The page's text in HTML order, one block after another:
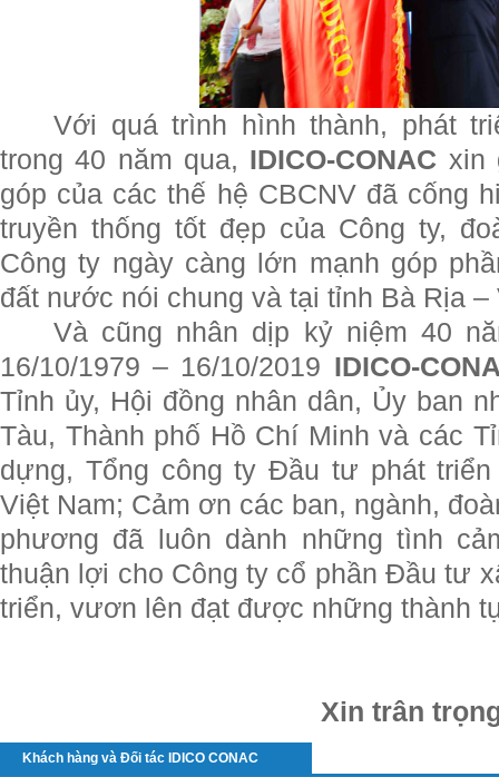
Với quá trình hình thành, phát
trong 40 năm qua, IDICO-CONAC xin
góp của các thế hệ CBCNV đã cống
truyền thống tốt đẹp của Công ty,
Công ty ngày càng lớn mạnh góp
đất nước nói chung và tại tỉnh Bà Rịa –
Và cũng nhân dịp kỷ niệm 40
16/10/1979 – 16/10/2019 IDICO-
Tỉnh ủy, Hội đồng nhân dân, Ủy ban
Tàu, Thành phố Hồ Chí Minh và các
dựng, Tổng công ty Đầu tư phát
Việt Nam; Cảm ơn các ban, ngành,
phương đã luôn dành những tình
thuận lợi cho Công ty cổ phần Đầu tư
triển, vươn lên đạt được những thành
Xin trân
Khách hàng và Đối tác IDICO CONAC